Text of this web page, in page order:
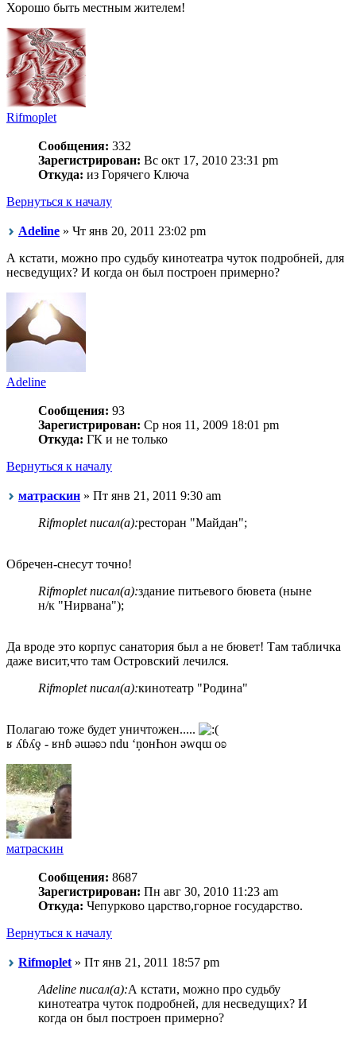
Хорошо быть местным жителем!
Rifmoplet
Сообщения: 332
Зарегистрирован: Вс окт 17, 2010 23:31 pm
Откуда: из Горячего Ключа
Вернуться к началу
Adeline » Чт янв 20, 2011 23:02 pm
А кстати, можно про судьбу кинотеатра чуток подробней, для
несведущих? И когда он был построен примерно?
Adeline
Сообщения: 93
Зарегистрирован: Ср ноя 11, 2009 18:01 pm
Откуда: ГК и не только
Вернуться к началу
матраскин » Пт янв 21, 2011 9:30 am
Rifmoplet писал(а):ресторан "Майдан";
Обречен-снесут точно!
Rifmoplet писал(а):здание питьевого бювета (ныне
н/к "Нирвана");
Да вроде это корпус санатория был а не бювет! Там табличка
даже висит,что там Островский лечился.
Rifmoplet писал(а):кинотеатр "Родина"
Полагаю тоже будет уничтожен.....
ʁ ʎɓʎƍ - ʁнɓ ǝɯǝʚɔ ndu ‘ņонҺон ǝwqɯ оʚ
матраскин
Сообщения: 8687
Зарегистрирован: Пн авг 30, 2010 11:23 am
Откуда: Чепурково царство,горное государство.
Вернуться к началу
Rifmoplet » Пт янв 21, 2011 18:57 pm
Adeline писал(а):А кстати, можно про судьбу
кинотеатра чуток подробней, для несведущих? И
когда он был построен примерно?